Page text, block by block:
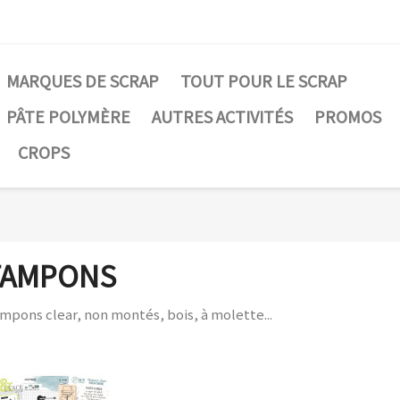
MARQUES DE SCRAP
TOUT POUR LE SCRAP
PÂTE POLYMÈRE
AUTRES ACTIVITÉS
PROMOS
CROPS
clear, non montés, bois, à molette...